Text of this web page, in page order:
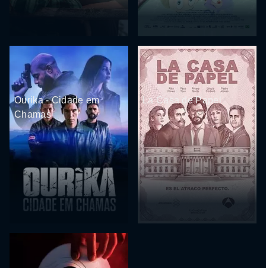
Ourika - Cidade em
Chamas
La Casa de Papel